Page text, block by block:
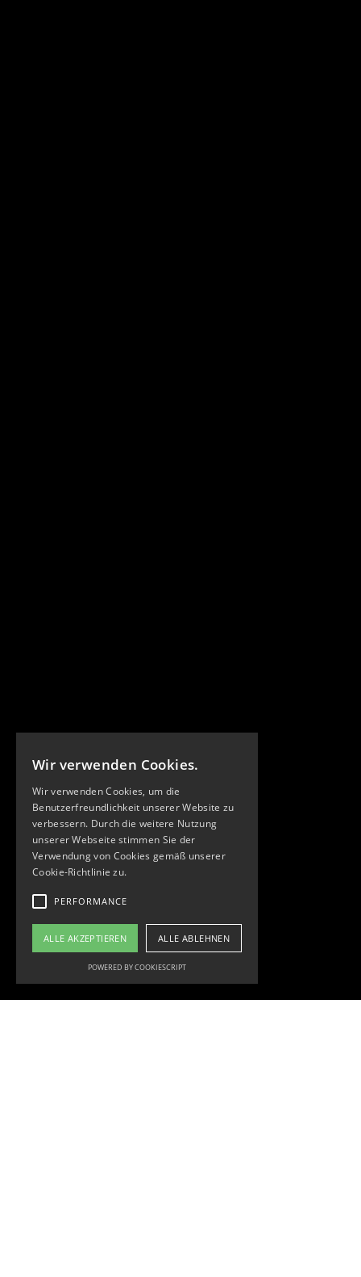
Wir verwenden Cookies.
Wir verwenden Cookies, um die
Benutzerfreundlichkeit unserer Website zu
verbessern. Durch die weitere Nutzung
unserer Webseite stimmen Sie der
Verwendung von Cookies gemäß unserer
Cookie-Richtlinie zu.
PERFORMANCE
ALLE AKZEPTIEREN ALLE ABLEHNEN
POWERED BY COOKIESCRIPT